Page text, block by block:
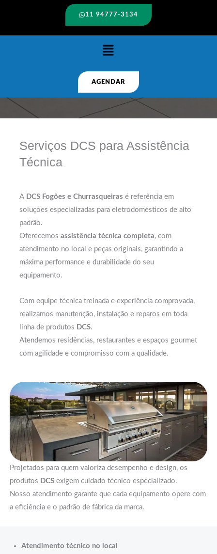
11 94777-3134
Menu
AGENDAR
Serviços DCS para Assistência
Técnica
A DCS Fogões e Churrasqueiras é referência em
soluções especializadas para eletrodomésticos de alto
padrão.
Oferecemos assistência técnica completa, com
atendimento no local e peças originais, garantindo a
máxima performance e durabilidade do seu
equipamento.
Com equipe técnica treinada e experiência comprovada,
realizamos manutenção, instalação e reparos em toda
linha de produtos DCS.
Atendemos residências, restaurantes e espaços gourmet
com agilidade e compromisso com a qualidade.
Projetados para quem valoriza desempenho e design, os
produtos DCS exigem cuidado técnico especializado.
Nosso atendimento garante que cada equipamento opere com
a eficiência e o padrão de fábrica da marca.
Atendimento técnico no local